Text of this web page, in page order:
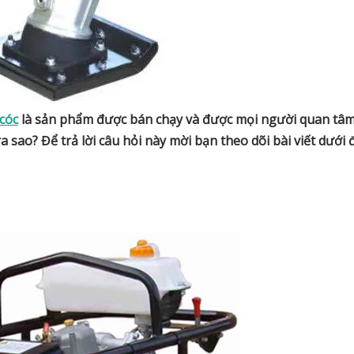
là sản phẩm được bán chạy và được mọi người quan
sao? Để trả lời câu hỏi này mời bạn theo dõi bài viết dưới